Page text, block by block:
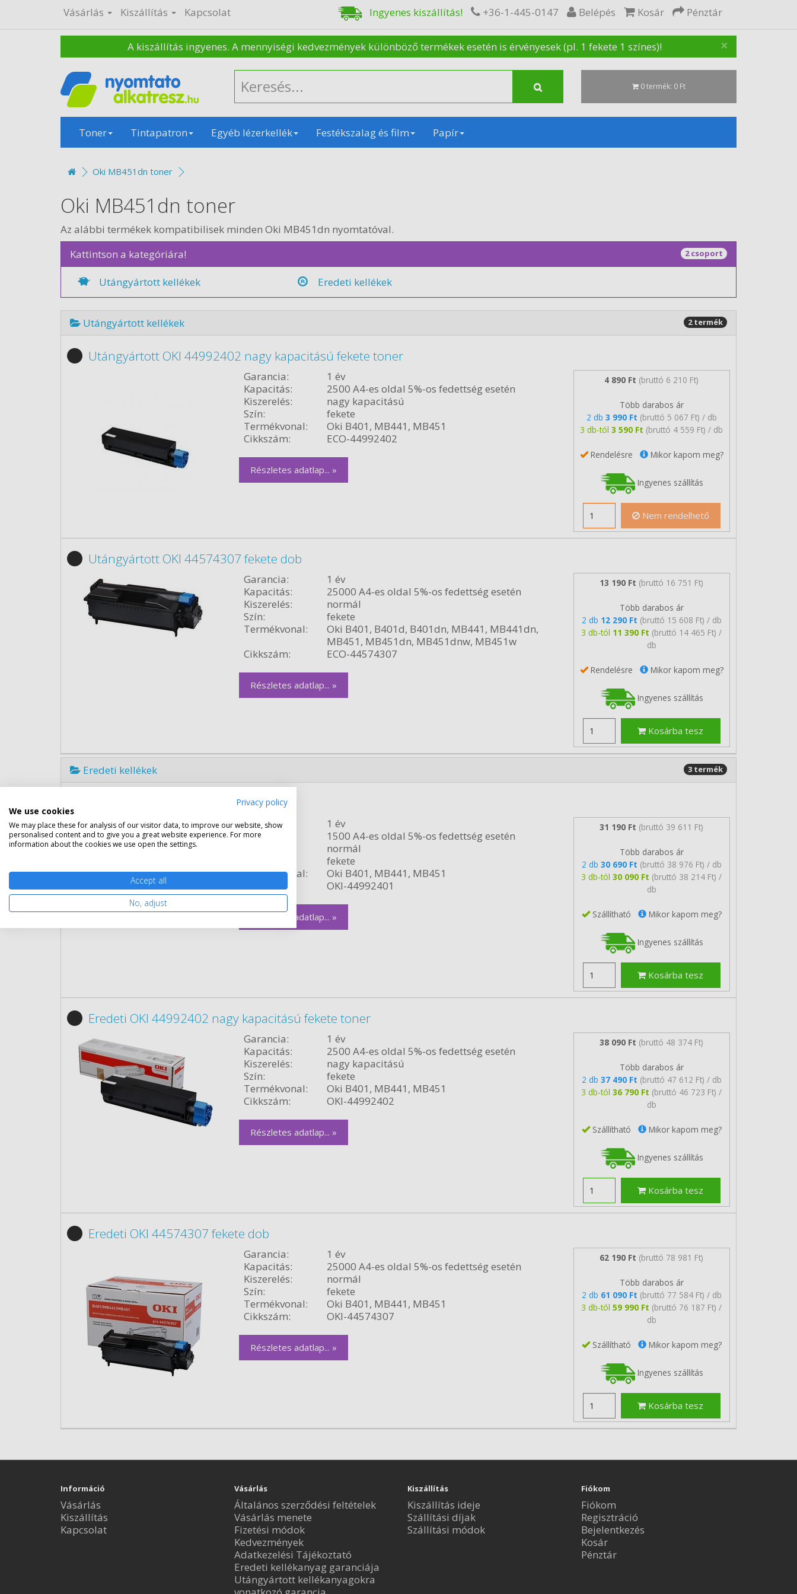
Vásárlás Kiszállítás Kapcsolat Ingyenes kiszállítás! +36-1-445-0147 Belépés Kosár Pénztár
×
A kiszállítás ingyenes. A mennyiségi kedvezmények különböző termékek esetén is érvényesek (pl. 1 fekete 1 színes)!
0 termék: 0 Ft
Toner Tintapatron Egyéb lézerkellék Festékszalag és film Papír
Oki MB451dn toner
Oki MB451dn toner
Az alábbi termékek kompatibilisek minden Oki MB451dn nyomtatóval.
Kattintson a kategóriára!
2 csoport
Utángyártott kellékek Eredeti kellékek
Utángyártott kellékek 2 termék
Utángyártott OKI 44992402 nagy kapacitású fekete toner
Garancia:
1 év
Kapacitás:
2500 A4-es oldal 5%-os fedettség esetén
Kiszerelés:
nagy kapacitású
Szín:
fekete
Termékvonal:
Oki B401, MB441, MB451
Cikkszám:
ECO-44992402
Részletes adatlap... »
4 890 Ft (bruttó 6 210 Ft)
Több darabos ár
2 db 3 990 Ft (bruttó 5 067 Ft) / db
3 db-tól3 590 Ft (bruttó 4 559 Ft) / db
Rendelésre Mikor kapom meg?
Ingyenes szállítás
Nem rendelhető
Utángyártott OKI 44574307 fekete dob
Garancia:
1 év
Kapacitás:
25000 A4-es oldal 5%-os fedettség esetén
Kiszerelés:
normál
Szín:
fekete
Termékvonal:
Oki B401, B401d, B401dn, MB441, MB441dn,
MB451, MB451dn, MB451dnw, MB451w
Cikkszám:
ECO-44574307
Részletes adatlap... »
13 190 Ft (bruttó 16 751 Ft)
Több darabos ár
2 db 12 290 Ft (bruttó 15 608 Ft) / db
3 db-tól 11 390 Ft (bruttó 14 465 Ft) /
db
Rendelésre Mikor kapom meg?
Ingyenes szállítás
Kosárba tesz
Eredeti kellékek 3 termék
Eredeti OKI 44992401 fekete toner
Garancia:
1 év
Kapacitás:
1500 A4-es oldal 5%-os fedettség esetén
normál
fekete
Termékvonal:
Oki B401, MB441, MB451
Cikkszám:
OKI-44992401
Részletes adatlap... »
31 190 Ft (bruttó 39 611 Ft)
Több darabos ár
2 db 30 690 Ft (bruttó 38 976 Ft) / db
3 db-tól30 090 Ft (bruttó 38 214 Ft) /
db
Szállítható Mikor kapom meg?
Ingyenes szállítás
Kosárba tesz
Eredeti OKI 44992402 nagy kapacitású fekete toner
Garancia:
1 év
Kapacitás:
2500 A4-es oldal 5%-os fedettség esetén
Kiszerelés:
nagy kapacitású
Szín:
fekete
Termékvonal:
Oki B401, MB441, MB451
Cikkszám:
OKI-44992402
Részletes adatlap... »
38 090 Ft (bruttó 48 374 Ft)
Több darabos ár
2 db 37 490 Ft (bruttó 47 612 Ft) / db
3 db-tól36 790 Ft (bruttó 46 723 Ft) /
db
Szállítható Mikor kapom meg?
Ingyenes szállítás
Kosárba tesz
Eredeti OKI 44574307 fekete dob
Garancia:
1 év
Kapacitás:
25000 A4-es oldal 5%-os fedettség esetén
Kiszerelés:
normál
Szín:
fekete
Termékvonal:
Oki B401, MB441, MB451
Cikkszám:
OKI-44574307
Részletes adatlap... »
62 190 Ft (bruttó 78 981 Ft)
Több darabos ár
2 db 61 090 Ft (bruttó 77 584 Ft) / db
3 db-tól59 990 Ft (bruttó 76 187 Ft) /
db
Szállítható Mikor kapom meg?
Ingyenes szállítás
Kosárba tesz
Információ
Vásárlás
Kiszállítás
Kapcsolat
Vásárlás
Általános szerződési feltételek
Vásárlás menete
Fizetési módok
Kedvezmények
Adatkezelési Tájékoztató
Eredeti kellékanyag garanciája
Utángyártott kellékanyagokra
Kiszállítás
Kiszállítás ideje
Szállítási díjak
Szállítási módok
Fiókom
Fiókom
Regisztráció
Bejelentkezés
Kosár
Pénztár
Privacy policy
We use cookies
We may place these for analysis of our visitor data, to improve our website, show
personalised content and to give you a great website experience. For more
information about the cookies we use open the settings.
Accept all
No, adjust